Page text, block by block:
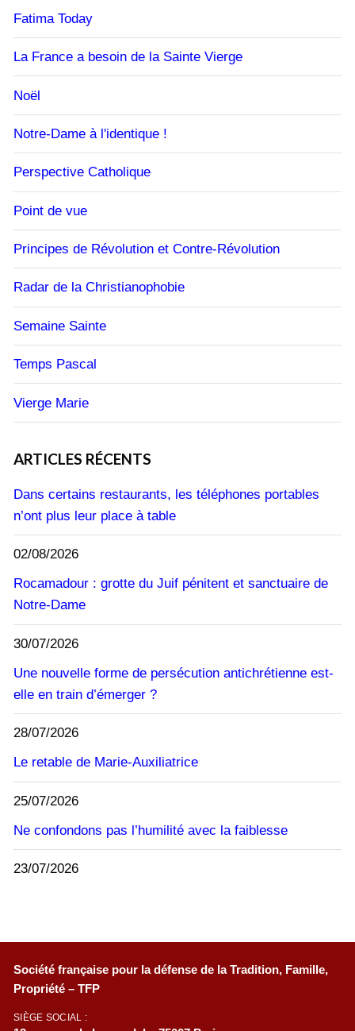
Fatima Today
La France a besoin de la Sainte Vierge
Noël
Notre-Dame à l'identique !
Perspective Catholique
Point de vue
Principes de Révolution et Contre-Révolution
Radar de la Christianophobie
Semaine Sainte
Temps Pascal
Vierge Marie
ARTICLES RÉCENTS
Dans certains restaurants, les téléphones portables
n’ont plus leur place à table
02/08/2026
Rocamadour : grotte du Juif pénitent et sanctuaire de
Notre-Dame
30/07/2026
Une nouvelle forme de persécution antichrétienne est-
elle en train d’émerger ?
28/07/2026
Le retable de Marie-Auxiliatrice
25/07/2026
Ne confondons pas l’humilité avec la faiblesse
23/07/2026
Société française pour la défense de la Tradition, Famille,
Propriété – TFP
SIÈGE SOCIAL :